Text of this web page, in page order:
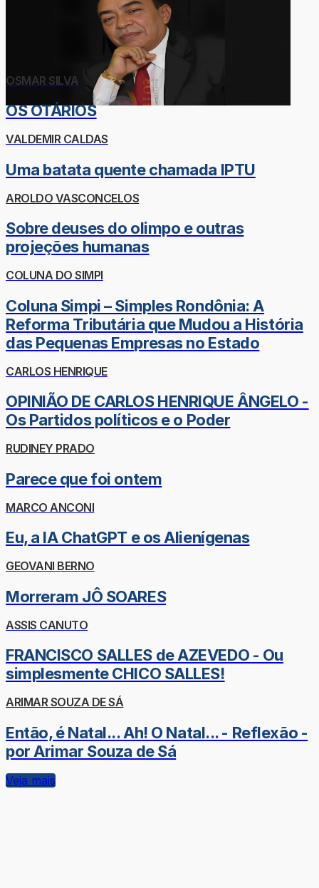
OSMAR SILVA
OS OTÁRIOS
VALDEMIR CALDAS
Uma batata quente chamada IPTU
AROLDO VASCONCELOS
Sobre deuses do olimpo e outras
projeções humanas
COLUNA DO SIMPI
Coluna Simpi – Simples Rondônia: A
Reforma Tributária que Mudou a História
das Pequenas Empresas no Estado
CARLOS HENRIQUE
OPINIÃO DE CARLOS HENRIQUE ÂNGELO -
Os Partidos políticos e o Poder
RUDINEY PRADO
Parece que foi ontem
MARCO ANCONI
Eu, a IA ChatGPT e os Alienígenas
GEOVANI BERNO
Morreram JÔ SOARES
ASSIS CANUTO
FRANCISCO SALLES de AZEVEDO - Ou
simplesmente CHICO SALLES!
ARIMAR SOUZA DE SÁ
Então, é Natal... Ah! O Natal... - Reflexão -
por Arimar Souza de Sá
Veja mais